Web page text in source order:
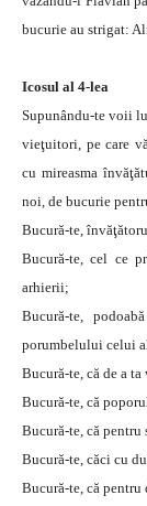
bucurie au strigat:
Icosul al 4-lea
Supunându-te voii
vieţuitori, pe care
cu mireasma
noi, de bucurie
Bucură-te,
Bucură-te, cel ce
arhierii;
Bucură-te,
porumbelului celui
Bucură-te, că de a
Bucură-te, că
Bucură-te, că
Bucură-te, căci cu
Bucură-te, că